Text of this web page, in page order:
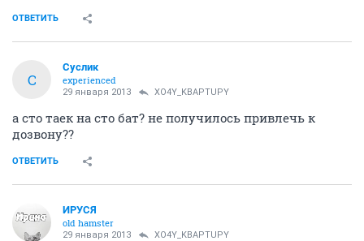
ОТВЕТИТЬ
С
Суслик
experienced
29 января 2013 XO4Y_KBAPTUPY
а сто таек на сто бат? не получилось привлечь к
дозвону??
ОТВЕТИТЬ
ИРУСЯ
old hamster
29 января 2013 XO4Y_KBAPTUPY